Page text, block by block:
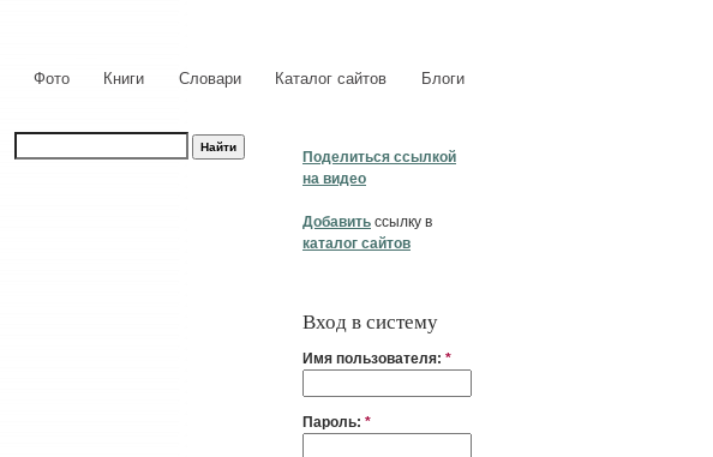
Фото Книги Словари Каталог сайтов Блоги
Поделиться ссылкой
на видео
Добавить ссылку в
каталог сайтов
Вход в систему
Имя пользователя: *
Пароль: *